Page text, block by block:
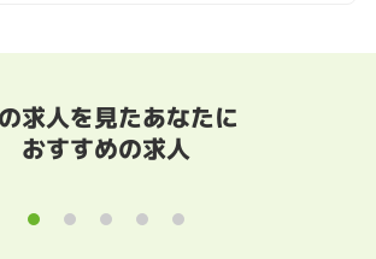
求人を見たあなたに
おすすめの求人